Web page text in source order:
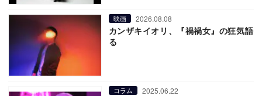
映画 2026.08.08
カンザキイオリ、『禍禍女』の狂気語
る
コラム 2025.06.22